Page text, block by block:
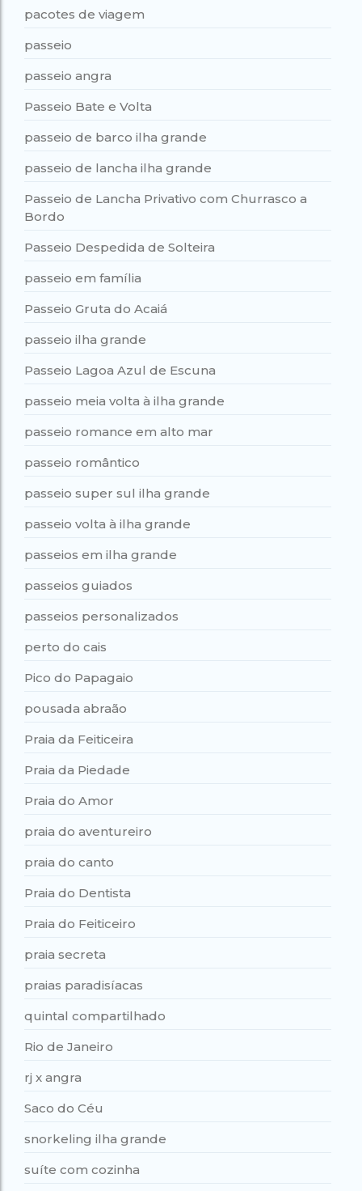
pacotes de viagem
passeio
passeio angra
Passeio Bate e Volta
passeio de barco ilha grande
passeio de lancha ilha grande
Passeio de Lancha Privativo com Churrasco a
Bordo
Passeio Despedida de Solteira
passeio em família
Passeio Gruta do Acaiá
passeio ilha grande
Passeio Lagoa Azul de Escuna
passeio meia volta à ilha grande
passeio romance em alto mar
passeio romântico
passeio super sul ilha grande
passeio volta à ilha grande
passeios em ilha grande
passeios guiados
passeios personalizados
perto do cais
Pico do Papagaio
pousada abraão
Praia da Feiticeira
Praia da Piedade
Praia do Amor
praia do aventureiro
praia do canto
Praia do Dentista
Praia do Feiticeiro
praia secreta
praias paradisíacas
quintal compartilhado
Rio de Janeiro
rj x angra
Saco do Céu
snorkeling ilha grande
suíte com cozinha